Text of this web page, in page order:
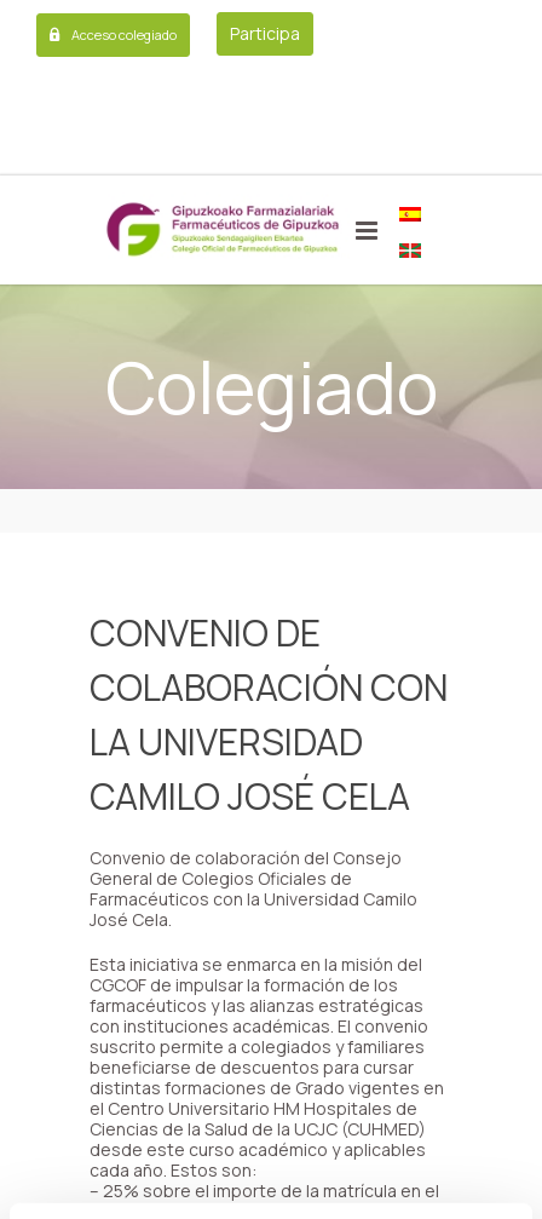
Acceso colegiado Participa
Colegiado
CONVENIO DE
COLABORACIÓN CON
LA UNIVERSIDAD
CAMILO JOSÉ CELA
Convenio de colaboración del Consejo
General de Colegios Oficiales de
Farmacéuticos con la Universidad Camilo
José Cela.
Esta iniciativa se enmarca en la misión del
CGCOF de impulsar la formación de los
farmacéuticos y las alianzas estratégicas
con instituciones académicas. El convenio
suscrito permite a colegiados y familiares
beneficiarse de descuentos para cursar
distintas formaciones de Grado vigentes en
el Centro Universitario HM Hospitales de
Ciencias de la Salud de la UCJC (CUHMED)
desde este curso académico y aplicables
cada año. Estos son:
– 25% sobre el importe de la matrícula en el